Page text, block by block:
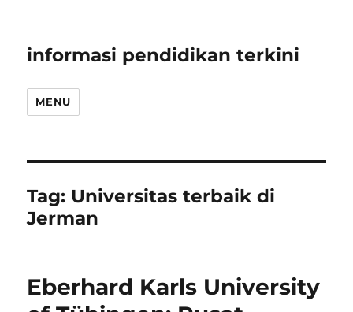
informasi pendidikan terkini
MENU
Tag: Universitas terbaik di
Jerman
Eberhard Karls University